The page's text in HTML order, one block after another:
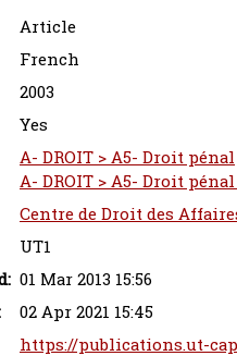
Article
French
2003
Yes
A- DROIT > A5- Droit pénal
A- DROIT > A5- Droit
Centre de Droit des
UT1
01 Mar 2013 15:56
02 Apr 2021 15:45
https://publications.ut-